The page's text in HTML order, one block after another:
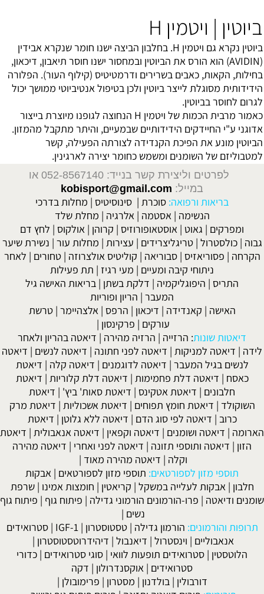
ביוטין | ויטמין H
ביוטין נקרא גם ויטמין H. בחלבון הביצה ישנו חומר שנקרא אבידין
(AVIDIN) הוא הורס את הביוטין ובמחסור ישנו חוסר תיאבון, דיכאון,
בחילות, הקאות, כאבים בשרירים ודרמטיטיס (קילוף העור). הפלורה
הידידותית מסוגלת לייצר ביוטין ולכן בטיפול אנטיביוטי ממושך יכול
לגרום לחוסר בביוטין.
כאמור מרבית הכמות של ויטמין H הנחוצה לגופנו מיוצרת בייצור
אדוגני ע"י החיידקים הידידותיים שבמעיים, והיתר מתקבל מהמזון.
הביוטין מונע את הפיכת הקנדידה לצורתה הפעילה, קשר
למטבוליזם של השומנים ומשמש כחומר יצירה לארגינין.
לפרטים וליצירת קשר בנייד: 052-8567140
או
במייל: kobisport@gmail.com
בריאות ורפואה: סוכרת | סינוסיטיס | מחלות בדרכי
הנשימה | אסטמה | אלרגיה | מחלת שלד
ומפרקים | גאוט | אוסטאופורוזיס | קרוהן | אולקוס | לחץ דם
גבוה |כולסטרול |טריגליצרידים | עצירות | מחלות עור | נשירת שיער
הקרחה | פסוריאזיס |סבוריאה | קוליטיס אולצרוזה |טחורים | לאחר
ניתוחי קיבה ומעיים | מעי רגיז | תת פעילות
התריס | היפוגליקמיה | דלקת בשתן | בריאות האישה גיל
המעבר | הריון ופוריות
האישה | קאנדידה | דיכאון | הרפס | אלצהיימר |טרשת
עורקים | פרקינסון |
דיאטות שונות: הרזייה | הרזיה מהירה | דיאטה בהריון ולאחר
לידה | דיאטה למניקות | דיאטה לפני חתונה | דיאטה לנשים | דיאטה
לנשים בגיל המעבר | דיאטה לדוגמנים | דיאטה קלה | דיאטת
כאסח | דיאטה דלת פחמימות | דיאטה דלת קלוריות | דיאטת
חלבונים | דיאטת אטקינס | דיאטת סאות' ביץ' | דיאטת
השוקולד | דיאטת חומץ תפוחים | דיאטת אשכוליות | דיאטת מרק
כרוב | דיאטה לפי סוג הדם | דיאטה ללא גלוטן | דיאטת
הארומה | דיאטה ושומנים | דיאטה וקפאין | דיאטה אנאבולית | דיאטת
הזון | דיאטה ותוספי תזונה | דיאטה לפני ואחרי | דיאטה מהירה
וקלה | דיאטה מהירה מאוד |
תוספי מזון לספורטאים: תוספי מזון לספורטאים | אבקות
חלבון | אבקות לעלייה במשקל | קריאטין | חומצות אמינו |שרפת
שומנים ודיאטה | פרו-הורמונים הורמוני גדילה | פיתוח גוף | פיתוח גוף
נשים |
תרופות והורמונים: הורמון גדילה |טסטוסטרון |
IGF-1
|סטרואידים
אנאבוליים | וינסטרול | דיאנבול | דיהידרוטסטוסטרון |
הלוטסטין | סטרואידים תופעות לוואי | סוגי סטרואידים | כדורי
סטרואידים | אוקסנדרולון | דקה
דורבולין | בולדנון | מסטרון | פרימובולן |